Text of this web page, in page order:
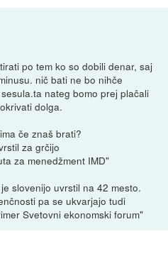
po tem ko so dobili denar, saj
nič bati ne bo nihče
nateg bomo prej plačali
dolga.
če znaš brati?
za grčijo
za menedžment IMD"
slovenijo uvrstil na 42 mesto.
pa se ukvarjajo tudi
Svetovni ekonomski forum"